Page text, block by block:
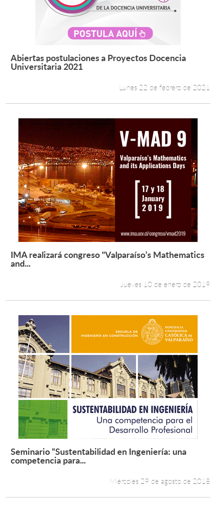
Leer más +
Abiertas postulaciones a Proyectos Docencia
Universitaria 2021
Lunes 22 de febrero de 2021
Leer más +
IMA realizará congreso "Valparaíso’s Mathematics
and...
Jueves 10 de enero de 2019
Leer más +
Seminario “Sustentabilidad en Ingeniería: una
competencia para...
Miércoles 29 de agosto de 2018